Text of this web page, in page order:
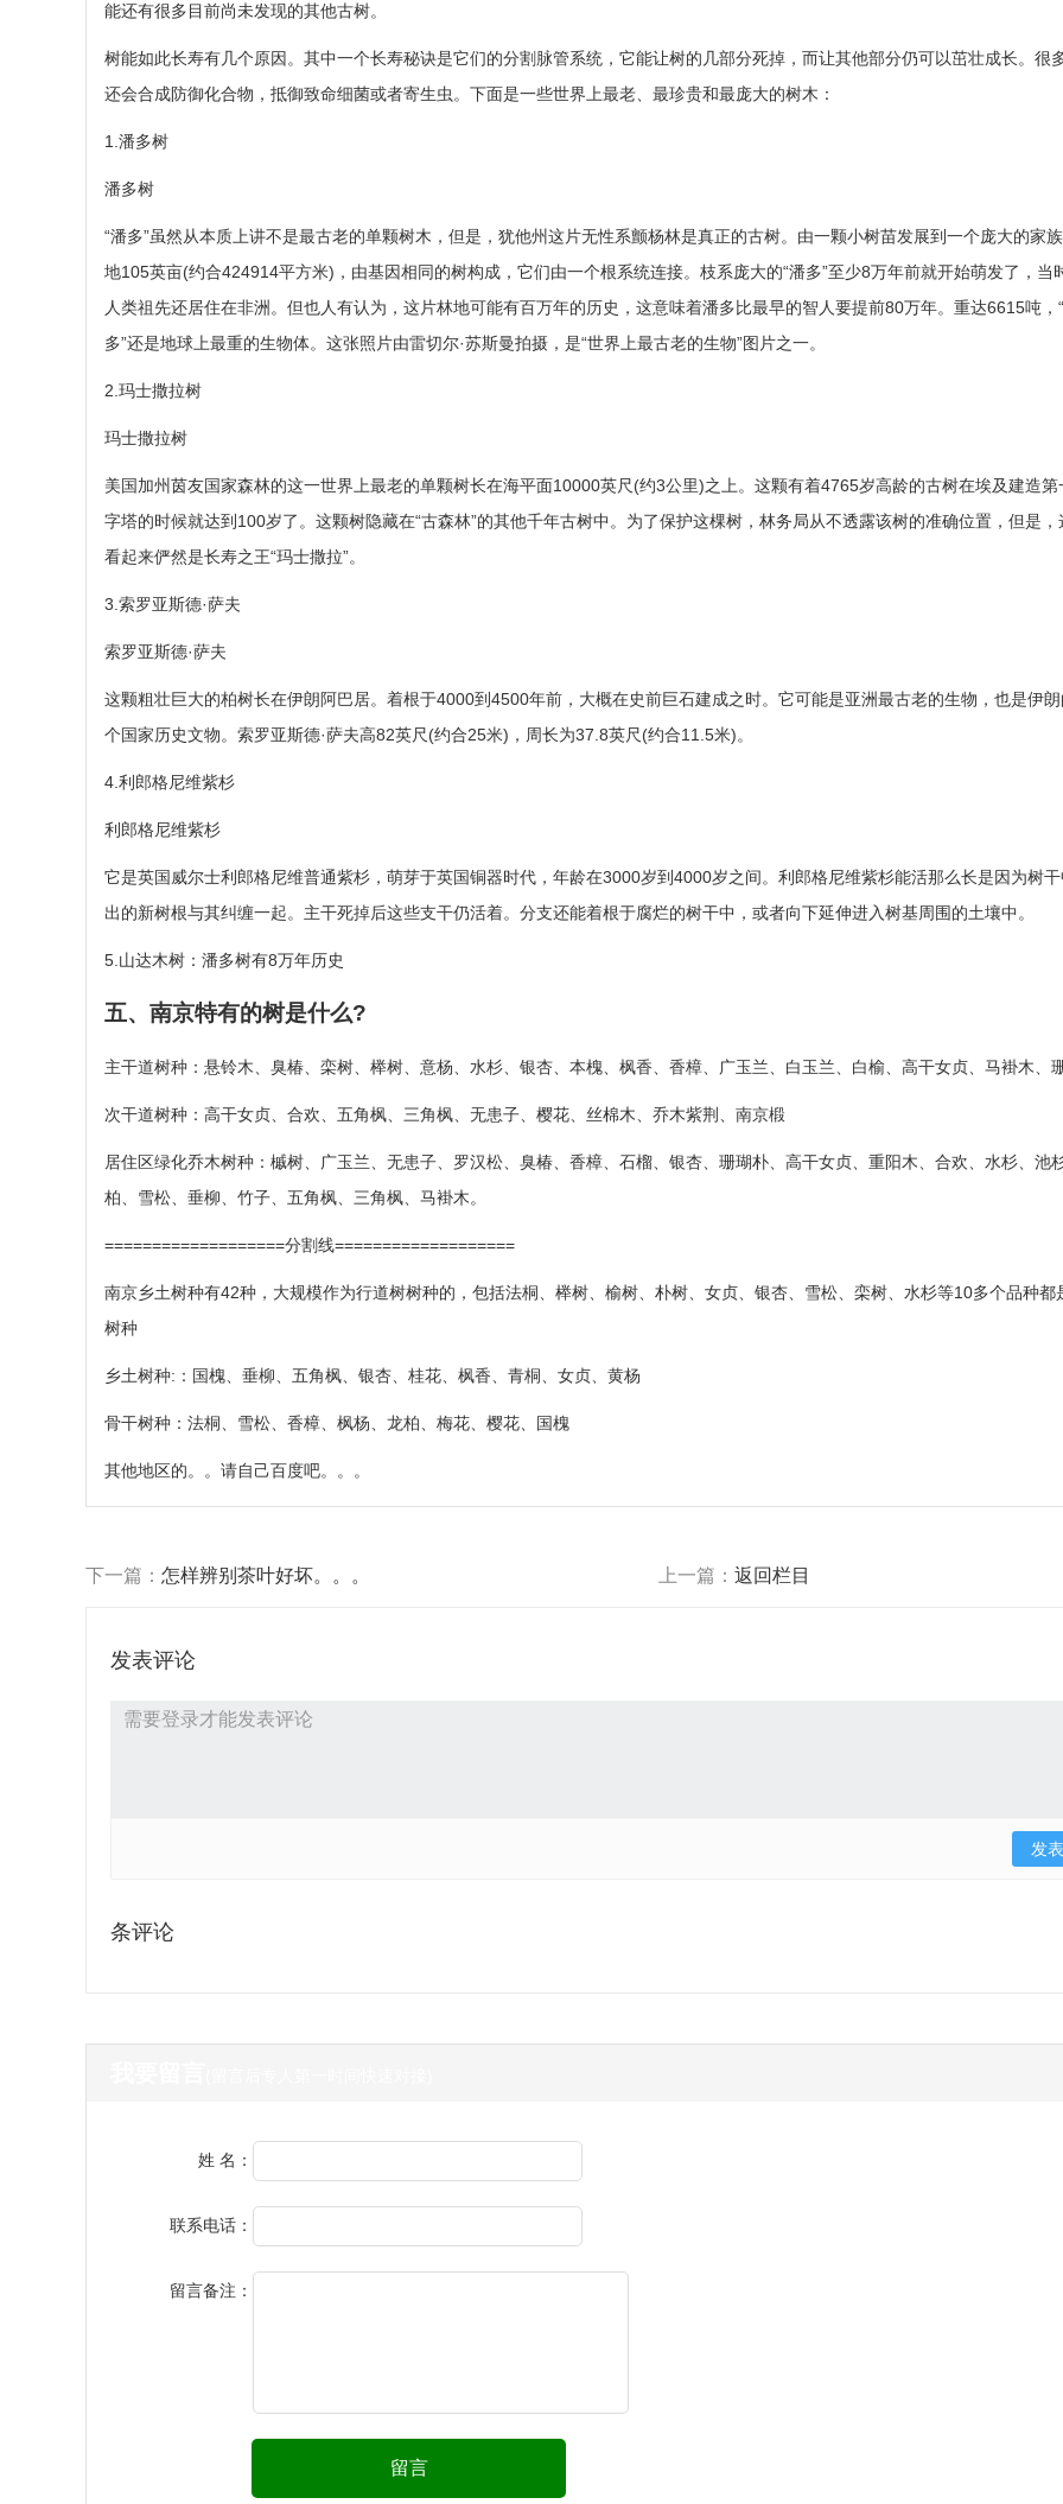
能还有很多目前尚未发现的其他古树。
树能如此长寿有几个原因。其中一个长寿秘诀是它们的分割脉管系统，它能让树的几部分死掉，而让其他部分仍可以茁壮成长。很
还会合成防御化合物，抵御致命细菌或者寄生虫。下面是一些世界上最老、最珍贵和最庞大的树木：
1.潘多树
潘多树
“潘多”虽然从本质上讲不是最古老的单颗树木，但是，犹他州这片无性系颤杨林是真正的古树。由一颗小树苗发展到一个庞大的家
地105英亩(约合424914平方米)，由基因相同的树构成，它们由一个根系统连接。枝系庞大的“潘多”至少8万年前就开始萌发了，当
人类祖先还居住在非洲。但也人有认为，这片林地可能有百万年的历史，这意味着潘多比最早的智人要提前80万年。重达6615吨，
多”还是地球上最重的生物体。这张照片由雷切尔·苏斯曼拍摄，是“世界上最古老的生物”图片之一。
2.玛士撒拉树
玛士撒拉树
美国加州茵友国家森林的这一世界上最老的单颗树长在海平面10000英尺(约3公里)之上。这颗有着4765岁高龄的古树在埃及建造第
字塔的时候就达到100岁了。这颗树隐藏在“古森林”的其他千年古树中。为了保护这棵树，林务局从不透露该树的准确位置，但是，
看起来俨然是长寿之王“玛士撒拉”。
3.索罗亚斯德·萨夫
索罗亚斯德·萨夫
这颗粗壮巨大的柏树长在伊朗阿巴居。着根于4000到4500年前，大概在史前巨石建成之时。它可能是亚洲最古老的生物，也是伊
个国家历史文物。索罗亚斯德·萨夫高82英尺(约合25米)，周长为37.8英尺(约合11.5米)。
4.利郎格尼维紫杉
利郎格尼维紫杉
它是英国威尔士利郎格尼维普通紫杉，萌芽于英国铜器时代，年龄在3000岁到4000岁之间。利郎格尼维紫杉能活那么长是因为树干
出的新树根与其纠缠一起。主干死掉后这些支干仍活着。分支还能着根于腐烂的树干中，或者向下延伸进入树基周围的土壤中。
5.山达木树：潘多树有8万年历史
五、南京特有的树是什么?
主干道树种：悬铃木、臭椿、栾树、榉树、意杨、水杉、银杏、本槐、枫香、香樟、广玉兰、白玉兰、白榆、高干女贞、马褂木、
次干道树种：高干女贞、合欢、五角枫、三角枫、无患子、樱花、丝棉木、乔木紫荆、南京椴
居住区绿化乔木树种：槭树、广玉兰、无患子、罗汉松、臭椿、香樟、石榴、银杏、珊瑚朴、高干女贞、重阳木、合欢、水杉、池
柏、雪松、垂柳、竹子、五角枫、三角枫、马褂木。
===================分割线===================
南京乡土树种有42种，大规模作为行道树树种的，包括法桐、榉树、榆树、朴树、女贞、银杏、雪松、栾树、水杉等10多个品种都
树种
乡土树种:：国槐、垂柳、五角枫、银杏、桂花、枫香、青桐、女贞、黄杨
骨干树种：法桐、雪松、香樟、枫杨、龙柏、梅花、樱花、国槐
其他地区的。。请自己百度吧。。。
下一篇： 怎样辨别茶叶好坏。。。 上一篇： 返回栏目
发表评论
条评论
姓 名：
联系电话：
留言备注：
留言